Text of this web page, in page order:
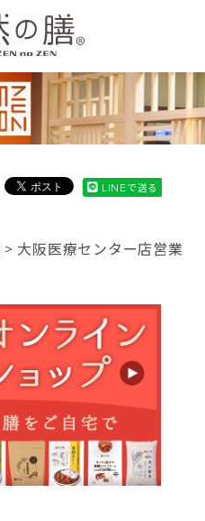
LINEで送る
> 大阪医療センター店営業